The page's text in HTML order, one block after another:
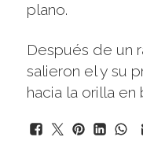
plano.
Después de un
salieron el y su
hacia la orilla